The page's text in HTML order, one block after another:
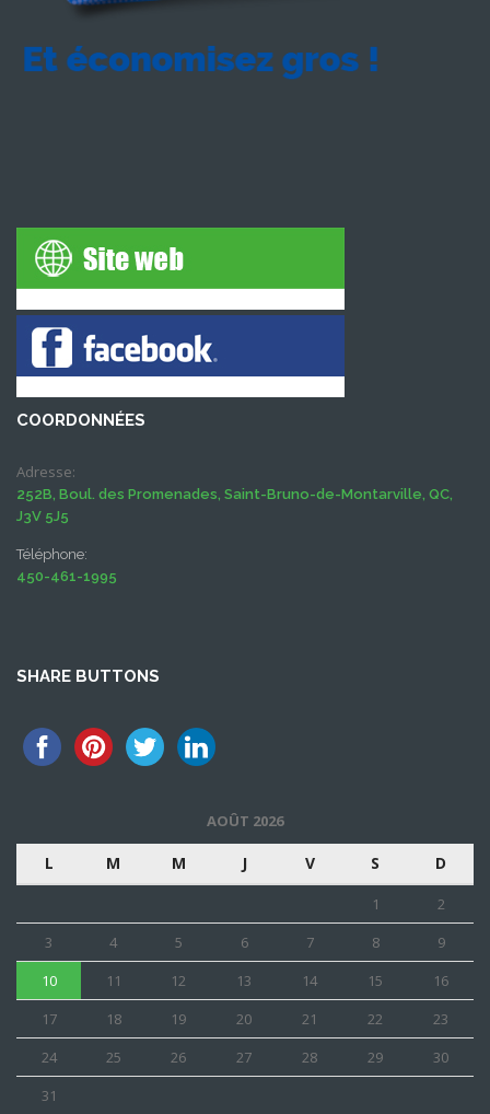
COORDONNÉES
Adresse:
252B, Boul. des Promenades, Saint-Bruno-de-Montarville, QC,
J3V 5J5
Téléphone:
450-461-1995
SHARE BUTTONS
AOÛT 2026
L M M J V S D
1
2
3
4 5 6 7 8
9
10
11 12 13 14 15
16
17
18 19 20 21 22
23
24
25 26 27 28 29
30
31